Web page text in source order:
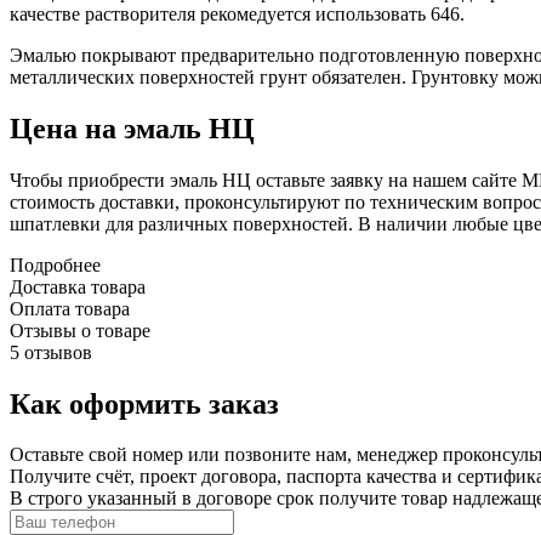
качестве растворителя рекомедуется использовать 646.
Эмалью покрывают предварительно подготовленную
металлических поверхностей грунт обязателен. Грунтовку
Цена на эмаль НЦ
Чтобы приобрести эмаль НЦ оставьте заявку на нашем сайте
стоимость доставки, проконсультируют по техническим
шпатлевки для различных поверхностей. В наличии любые
Подробнее
Доставка товара
Оплата товара
Отзывы о товаре
5 отзывов
Как оформить заказ
Оставьте свой номер или позвоните нам, менеджер
Получите счёт, проект договора, паспорта качества и
В строго указанный в договоре срок получите товар